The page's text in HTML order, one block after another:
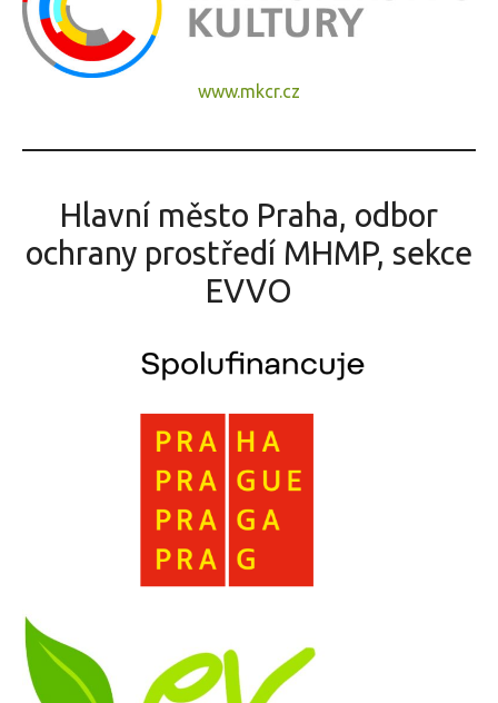
www.mkcr.cz
Hlavní město Praha, odbor
ochrany prostředí MHMP, sekce
EVVO